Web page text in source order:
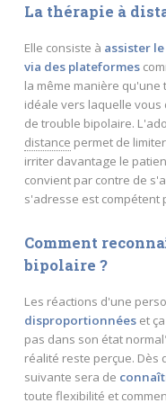
La thérapie à
Elle consiste à assister
via des plateformes
la même manière
idéale vers laquelle
de trouble bipolaire.
distance permet de
irriter davantage le
convient par contre de
s'adresse est compétent
Comment
bipolaire ?
Les réactions d'une
disproportionnéeset
pas dans son état
réalité reste perçue. Dès
suivante sera de
toute flexibilité et